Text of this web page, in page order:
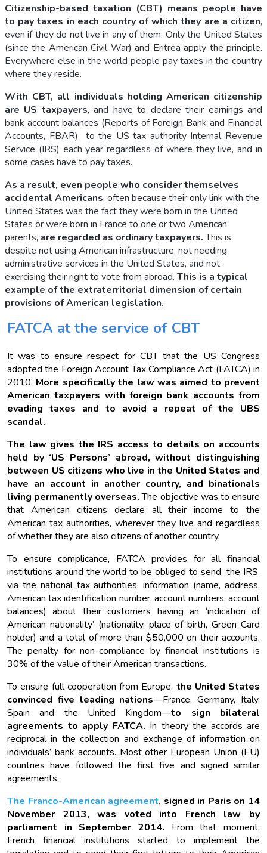
Citizenship-based taxation (CBT) means people have
to pay taxes in each country of which they are a citizen,
even if they do not live in any of them. Only the United States
(since the American Civil War) and Eritrea apply the principle.
Everywhere else in the world people pay taxes in the country
where they reside.
With CBT, all individuals holding American citizenship
are US taxpayers, and have to declare their earnings and
bank account balances (Reports of Foreign Bank and Financial
Accounts, FBAR) to the US tax authority Internal Revenue
Service (IRS) each year regardless of where they live, and in
some cases have to pay taxes.
As a result, even people who consider themselves
accidental Americans, often because their only link with the
United States was the fact they were born in the United
States or were born in France to one or two American
parents, are regarded as ordinary taxpayers.This is
despite not using American infrastructure, not needing
administrative services in the United States, and not
exercising their right to vote from abroad. This is a typical
example of the extraterritorial dimension of certain
provisions of American legislation.
FATCA at the service of CBT
It was to ensure respect for CBT that the US Congress
adopted the Foreign Account Tax Compliance Act (FATCA) in
2010. More specifically the law was aimed to prevent
American taxpayers with foreign bank accounts from
evading taxes and to avoid a repeat of the UBS
scandal.
The law gives the IRS access to details on accounts
held by ‘US Persons’ abroad, without distinguishing
between US citizens who live in the United States and
have an account in another country, and binationals
living permanently overseas.The objective was to ensure
that American citizens declare all their income to the
American tax authorities, wherever they live and regardless
of whether they are also citizens of another country.
To ensure complicance, FATCA provides for all financial
institutions around the world to be obliged to send the IRS,
via the national tax authorities, information (name, address,
American tax identification number, account numbers, account
balances) about their customers having an ‘indication of
American nationality’ (nationality, place of birth, Green Card
holder) and a total of more than $50,000 on their accounts.
The penalty for non-compliance by financial institutions is
30% of the value of their American transactions.
To ensure full cooperation from Europe, the United States
convinced five leading nations—France, Germany, Italy,
Spain and the United Kingdom—to sign bilateral
agreements to apply FATCA. In theory the accords are
reciprocal in the collection and exchange of information on
individuals’ bank accounts. Most other European Union (EU)
countries have followed the first five and signed similar
agreements.
The Franco-American agreement, signed in Paris on 14
November 2013, was voted into French law by
parliament in September 2014. From that moment,
French financial institutions started to implement the